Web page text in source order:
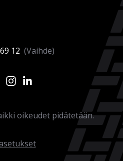
12 (Vaihde)
oikeudet pidätetään.